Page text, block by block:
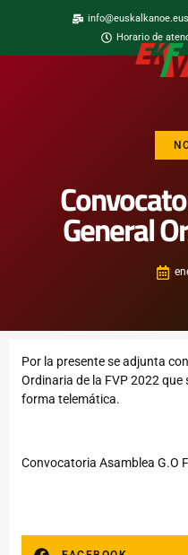
info@euskalkanoe.eus
Horario de
General
Por la presente se adjunta
Ordinaria de la FVP 2022 que
forma telemática.
Convocatoria Asamblea G.O